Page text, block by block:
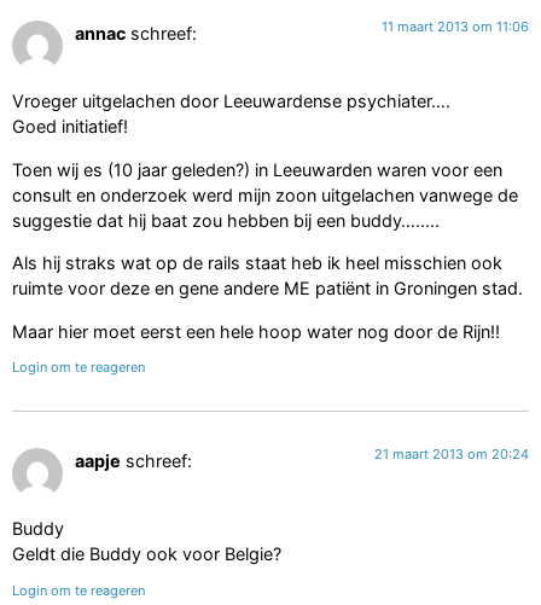
annac schreef: 11 maart 2013 om 11:06
Vroeger uitgelachen door Leeuwardense psychiater….
Goed initiatief!
Toen wij es (10 jaar geleden?) in Leeuwarden waren voor een
consult en onderzoek werd mijn zoon uitgelachen vanwege de
suggestie dat hij baat zou hebben bij een buddy……..
Als hij straks wat op de rails staat heb ik heel misschien ook
ruimte voor deze en gene andere ME patiënt in Groningen stad.
Maar hier moet eerst een hele hoop water nog door de Rijn!!
Login om te reageren
aapje schreef: 21 maart 2013 om 20:24
Buddy
Geldt die Buddy ook voor Belgie?
Login om te reageren